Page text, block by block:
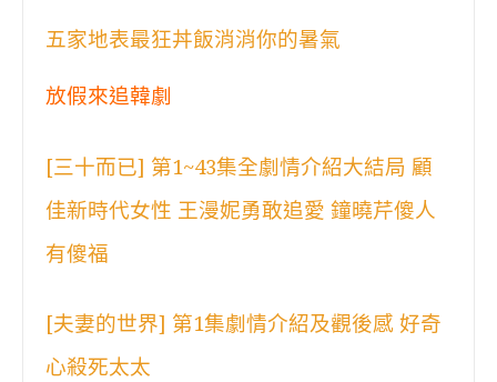
五家地表最狂丼飯消消你的暑氣
放假來追韓劇
[三十而已] 第1~43集全劇情介紹大結局 顧
佳新時代女性 王漫妮勇敢追愛 鐘曉芹傻人
有傻福
[夫妻的世界] 第1集劇情介紹及觀後感 好奇
心殺死太太